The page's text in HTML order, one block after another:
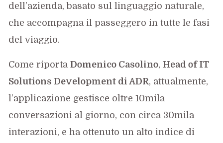
dell’azienda, basato sul linguaggio naturale,
che accompagna il passeggero in tutte le fasi
del viaggio.
Come riportaDomenico Casolino, Head of IT
Solutions Development di ADR, attualmente,
l’applicazione gestisce oltre 10mila
conversazioni al giorno, con circa 30mila
interazioni, e ha ottenuto un alto indice di